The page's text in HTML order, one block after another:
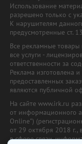
Использование
разрешено только с
К нарушителям
предусмотренные ст.
Все рекламные
все услуги -
ответственности за
Реклама изготовлена
предоставленных
являются публичной
На сайте www.irk.ru
от информационного
Online")
от 29 октября 2018
в сфере связи,